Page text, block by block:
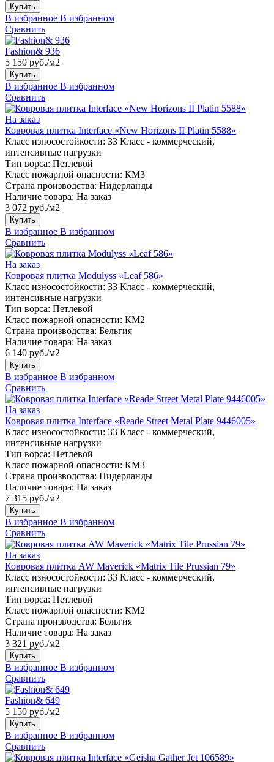
Купить
В избранное В избранном
Сравнить
Fashion& 936
5 150 руб./м2
Купить
В избранное В избранном
Сравнить
На заказ
Ковровая плитка Interface «New Horizons II Platin 5588»
Класс износостойкости: 33 Класс - коммерческий,
интенсивные нагрузки
Тип ворса: Петлевой
Класс пожарной опасности: КМ3
Страна производства: Нидерланды
Наличие товара: На заказ
3 072 руб./м2
Купить
В избранное В избранном
Сравнить
На заказ
Ковровая плитка Modulyss «Leaf 586»
Класс износостойкости: 33 Класс - коммерческий,
интенсивные нагрузки
Тип ворса: Петлевой
Класс пожарной опасности: КМ2
Страна производства: Бельгия
Наличие товара: На заказ
6 140 руб./м2
Купить
В избранное В избранном
Сравнить
На заказ
Ковровая плитка Interface «Reade Street Metal Plate 9446005»
Класс износостойкости: 33 Класс - коммерческий,
интенсивные нагрузки
Тип ворса: Петлевой
Класс пожарной опасности: КМ3
Страна производства: Нидерланды
Наличие товара: На заказ
7 315 руб./м2
Купить
В избранное В избранном
Сравнить
На заказ
Ковровая плитка AW Maverick «Matrix Tile Prussian 79»
Класс износостойкости: 33 Класс - коммерческий,
интенсивные нагрузки
Тип ворса: Петлевой
Класс пожарной опасности: КМ2
Страна производства: Бельгия
Наличие товара: На заказ
3 321 руб./м2
Купить
В избранное В избранном
Сравнить
Fashion& 649
5 150 руб./м2
Купить
В избранное В избранном
Сравнить